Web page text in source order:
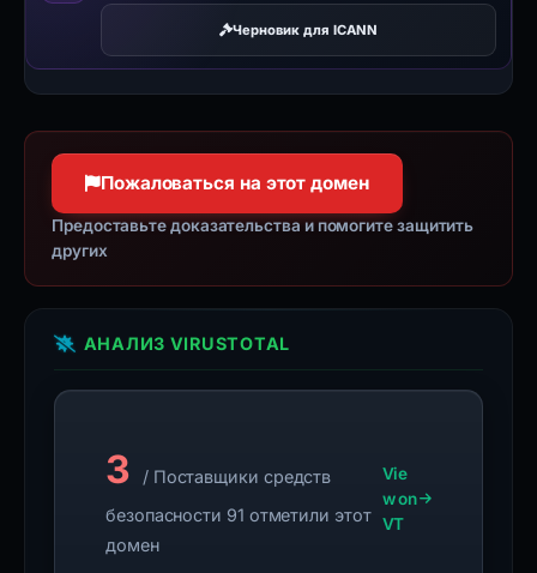
Черновик для ICANN
Пожаловаться на этот домен
Предоставьте доказательства и помогите защитить
других
АНАЛИЗ VIRUSTOTAL
3
/ Поставщики средств
безопасности 91 отметили этот
домен
Vie
w on
VT